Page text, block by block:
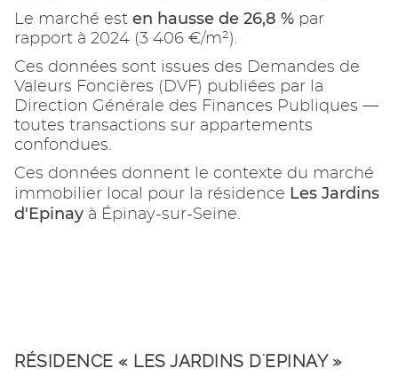
Le marché est en hausse de 26,8 % par
rapport à 2024 (3 406 €/m²).
Ces données sont issues des Demandes de
Valeurs Foncières (DVF) publiées par la
Direction Générale des Finances Publiques —
toutes transactions sur appartements
confondues.
Ces données donnent le contexte du marché
immobilier local pour la résidence Les Jardins
d'Epinay à Épinay-sur-Seine.
RÉSIDENCE « LES JARDINS D'EPINAY »